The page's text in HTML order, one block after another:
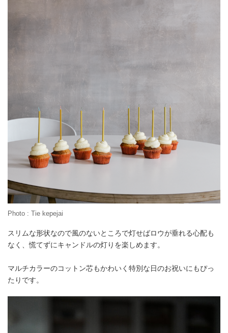
Photo : Tie kepejai
スリムな形状なので風のないところで灯せばロウが垂れる心配も
なく、慌てずにキャンドルの灯りを楽しめます。
マルチカラーのコットン芯もかわいく特別な日のお祝いにもぴっ
たりです。